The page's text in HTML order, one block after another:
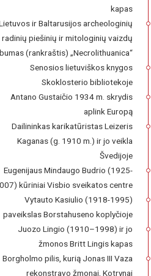
kapas
ir Baltarusijos archeologinių
radinių piešinių ir mitologinių vaizdų
(rankraštis) „Necrolithuanica“
Senosios lietuviškos knygos
Skoklosterio bibliotekoje
Antano Gustaičio 1934 m. skrydis
aplink Europą
Dailininkas karikatūristas Leizeris
Kaganas (g. 1910 m.) ir jo veikla
Švedijoje
Eugenijaus Mindaugo Budrio (1925-
kūriniai Visbio sveikatos centre
Vytauto Kasiulio (1918-1995)
paveikslas Borstahuseno koplyčioje
Juozo Lingio (1910–1998) ir jo
žmonos Britt Lingis kapas
Borgholmo pilis, kurią Jonas III Vaza
rekonstravo žmonai, Kotrynai